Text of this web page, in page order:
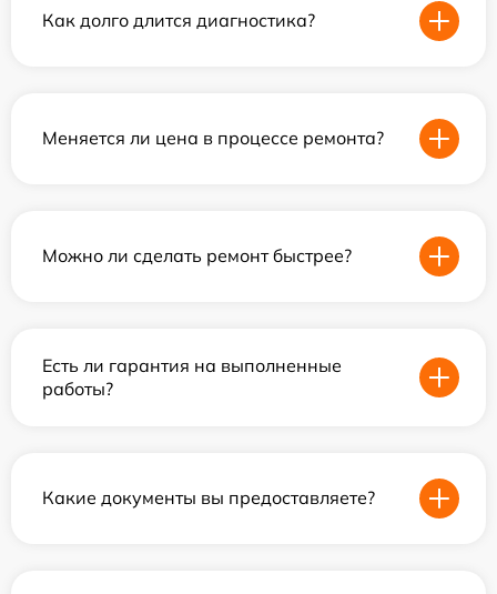
Как долго длится диагностика?
Меняется ли цена в процессе ремонта?
Можно ли сделать ремонт быстрее?
Есть ли гарантия на выполненные
работы?
Какие документы вы предоставляете?